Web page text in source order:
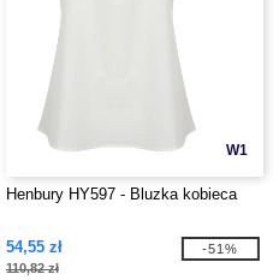
W1
Henbury HY597 - Bluzka kobieca
54,55 zł
110,82 zł
-51%